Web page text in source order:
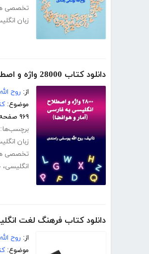
تخصصی
زبان
دانلود کتاب 28000 واژه و اصطلاح انگلیسی به فارسی (آمار و هوافضا)
از: روح
موضوع:
۹۶۹ صفحه
برچسب‌ها:
زبان
تخصصی
انگلیسی،
دانلود کتاب فرهنگ لغت انگلیسی به فارسی 21000
از: روح
موضوع: